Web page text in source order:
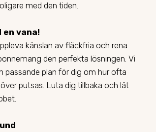
med den tiden.
vana!
känslan av fläckfria och rena
den perfekta lösningen. Vi
passande plan för dig om hur ofta
putsas. Luta dig tillbaka och låt